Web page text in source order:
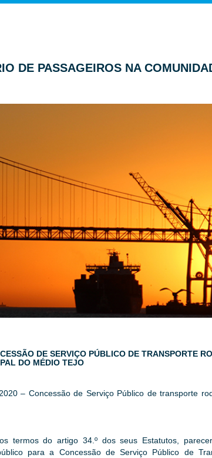
DE PASSAGEIROS NA
DE SERVIÇO PÚBLICO DE TRANSPORTE
DO MÉDIO TEJO
– Concessão de Serviço Público de transporte
termos do artigo 34.º dos seus Estatutos,
para a Concessão de Serviço Público de